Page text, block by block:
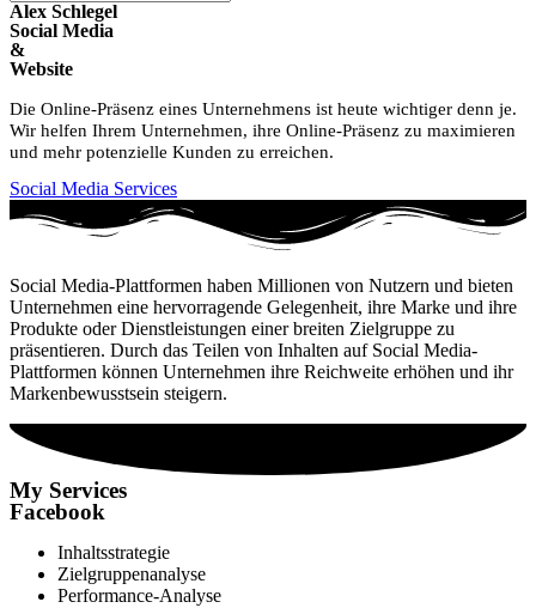
Alex Schlegel
Social Media
&
Website
Die Online-Präsenz eines Unternehmens ist heute wichtiger denn je.
Wir helfen Ihrem Unternehmen, ihre Online-Präsenz zu maximieren
und mehr potenzielle Kunden zu erreichen.
Social Media Services
Social Media-Plattformen haben Millionen von Nutzern und bieten
Unternehmen eine hervorragende Gelegenheit, ihre Marke und ihre
Produkte oder Dienstleistungen einer breiten Zielgruppe zu
präsentieren. Durch das Teilen von Inhalten auf Social Media-
Plattformen können Unternehmen ihre Reichweite erhöhen und ihr
Markenbewusstsein steigern.
My Services
Facebook
Inhaltsstrategie
Zielgruppenanalyse
Performance-Analyse